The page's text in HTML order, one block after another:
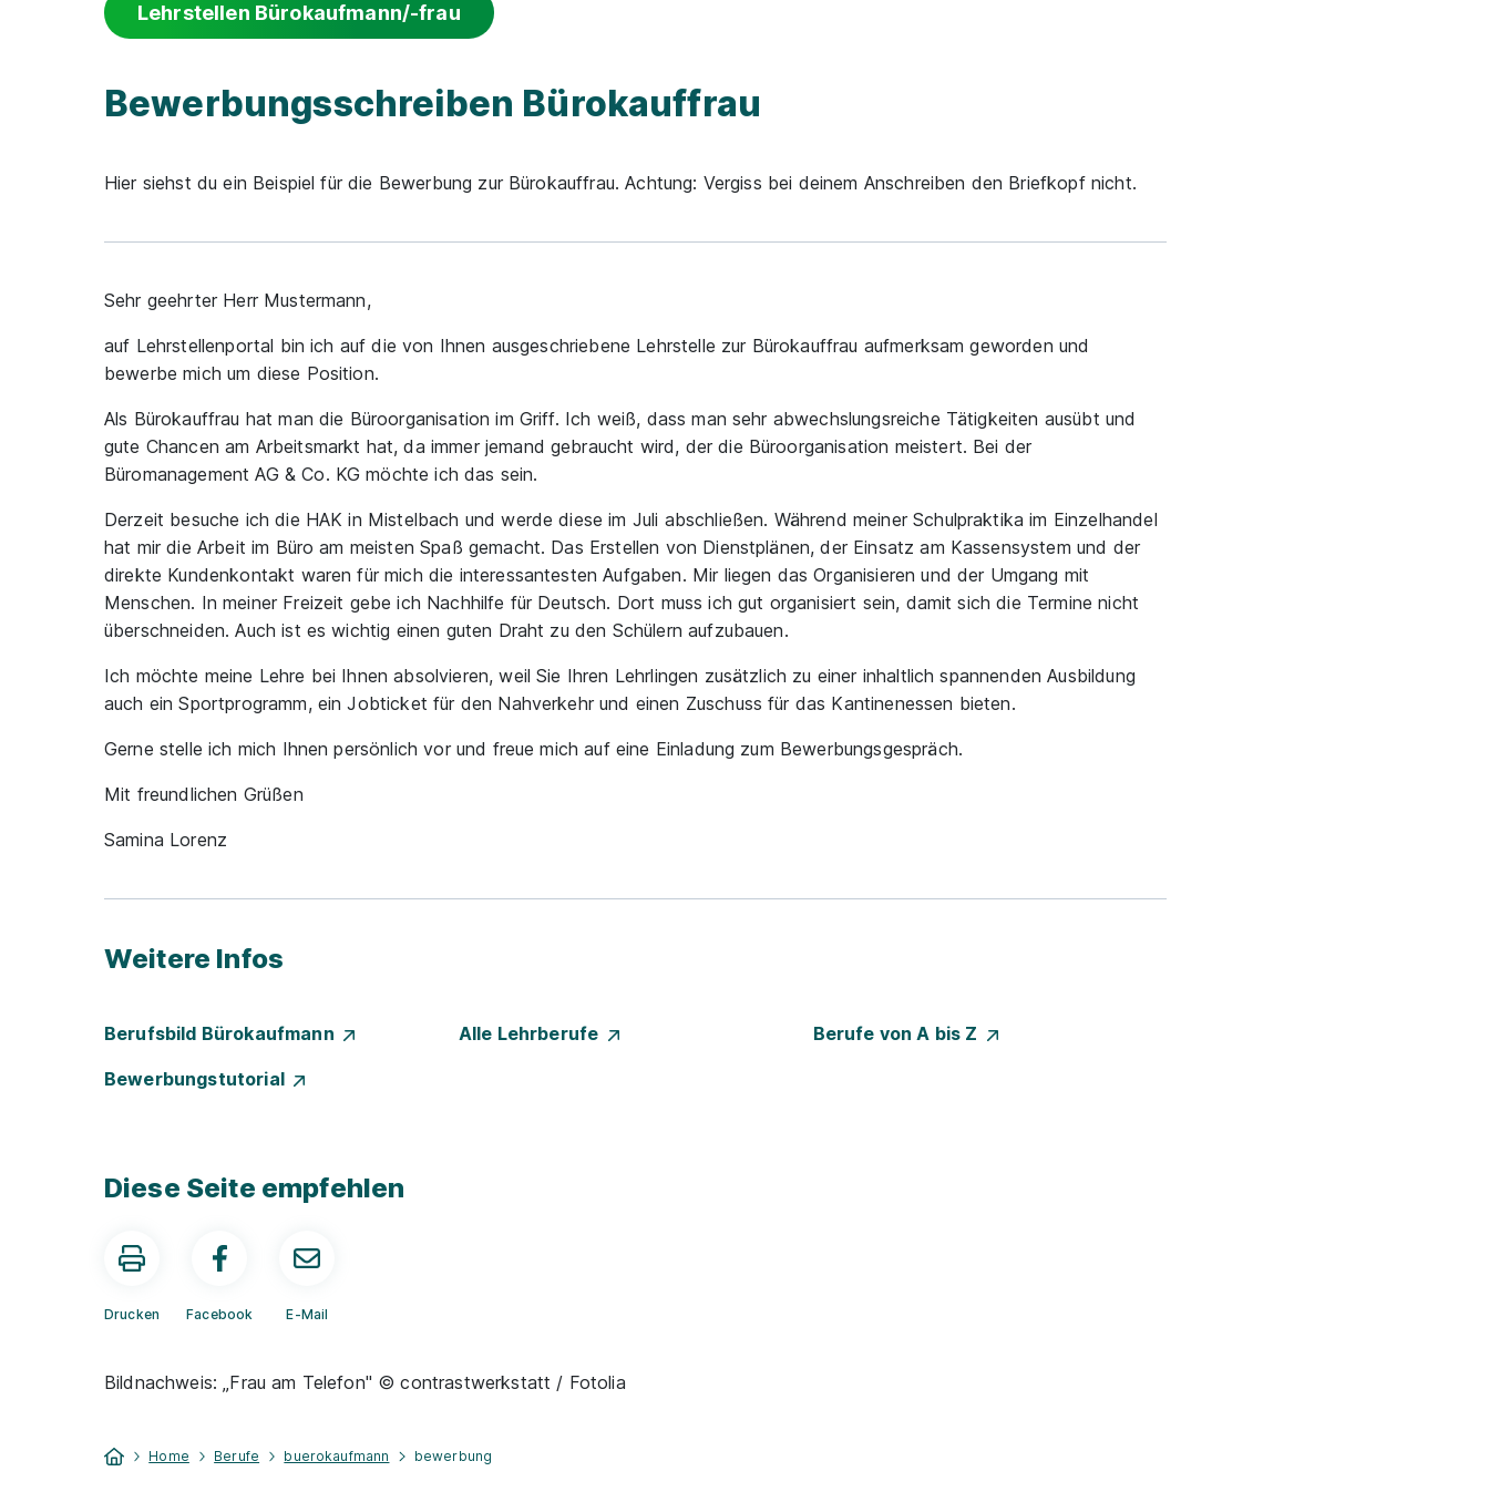
Lehrstellen Bürokaufmann/-frau
Bewerbungsschreiben Bürokauffrau
Hier siehst du ein Beispiel für die Bewerbung zur Bürokauffrau. Achtung: Vergiss bei deinem Anschreiben den Briefkopf nicht.
Sehr geehrter Herr Mustermann,
auf Lehrstellenportal bin ich auf die von Ihnen ausgeschriebene Lehrstelle zur Bürokauffrau aufmerksam geworden und
bewerbe mich um diese Position.
Als Bürokauffrau hat man die Büroorganisation im Griff. Ich weiß, dass man sehr abwechslungsreiche Tätigkeiten ausübt und
gute Chancen am Arbeitsmarkt hat, da immer jemand gebraucht wird, der die Büroorganisation meistert. Bei der
Büromanagement AG & Co. KG möchte ich das sein.
Derzeit besuche ich die HAK in Mistelbach und werde diese im Juli abschließen. Während meiner Schulpraktika im Einzelhandel
hat mir die Arbeit im Büro am meisten Spaß gemacht. Das Erstellen von Dienstplänen, der Einsatz am Kassensystem und der
direkte Kundenkontakt waren für mich die interessantesten Aufgaben. Mir liegen das Organisieren und der Umgang mit
Menschen. In meiner Freizeit gebe ich Nachhilfe für Deutsch. Dort muss ich gut organisiert sein, damit sich die Termine nicht
überschneiden. Auch ist es wichtig einen guten Draht zu den Schülern aufzubauen.
Ich möchte meine Lehre bei Ihnen absolvieren, weil Sie Ihren Lehrlingen zusätzlich zu einer inhaltlich spannenden Ausbildung
auch ein Sportprogramm, ein Jobticket für den Nahverkehr und einen Zuschuss für das Kantinenessen bieten.
Gerne stelle ich mich Ihnen persönlich vor und freue mich auf eine Einladung zum Bewerbungsgespräch.
Mit freundlichen Grüßen
Samina Lorenz
Weitere Infos
Berufsbild Bürokaufmann Alle Lehrberufe Berufe von A bis Z
Bewerbungstutorial
Diese Seite empfehlen
Drucken Facebook E-Mail
Bildnachweis: „Frau am Telefon" © contrastwerkstatt / Fotolia
Home Berufe buerokaufmann bewerbung